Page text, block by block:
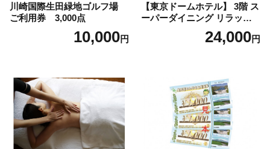
川崎国際生田緑地ゴルフ場
ご利用券 3,000点
10,000円
【東京ドームホテル】 3階 ス
ーパーダイニング リラッサ
ランチブッフェ お食事券 大
人1名様分 関東 東京 ご利用
24,000円